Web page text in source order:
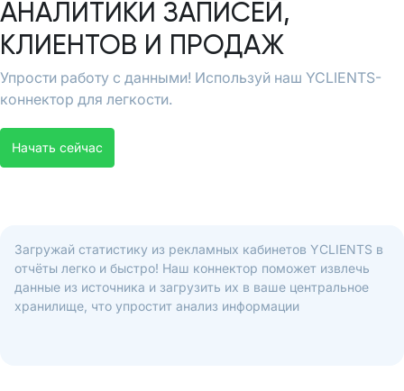
АНАЛИТИКИ ЗАПИСЕЙ,
КЛИЕНТОВ И ПРОДАЖ
Упрости работу с данными! Используй наш YCLIENTS-
коннектор для легкости.
Начать сейчас
Загружай статистику из рекламных кабинетов YCLIENTS в
отчёты легко и быстро! Наш коннектор поможет извлечь
данные из источника и загрузить их в ваше центральное
хранилище, что упростит анализ информации